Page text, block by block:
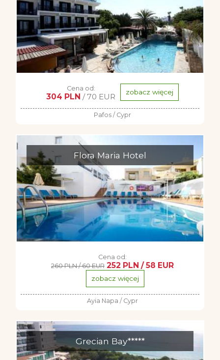
Cena od:
304 PLN / 70 EUR zobacz więcej
Pafos / Cypr
Flora Maria Hotel
Cena od:
260 PLN / 60 EUR 252 PLN / 58 EUR
zobacz więcej
Ayia Napa / Cypr
Grecian Bay*****